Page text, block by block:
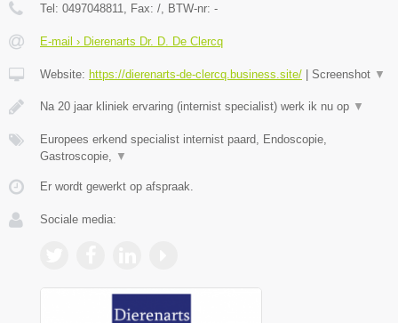
Tel: 0497048811 , Fax: / , BTW-nr: -
E-mail › Dierenarts Dr. D. De Clercq
Website: https://dierenarts-de-clercq.business.site/ | Screenshot ▼
Na 20 jaar kliniek ervaring (internist specialist) werk ik nu op ▼
Europees erkend specialist internist paard, Endoscopie,
Gastroscopie,
▼
Er wordt gewerkt op afspraak.
Sociale media: